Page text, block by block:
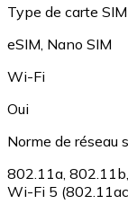
Type de carte SIM
eSIM Nano SIM
Wi-Fi
Oui
Norme de réseau
802.11a 802.11b
Wi-Fi 5